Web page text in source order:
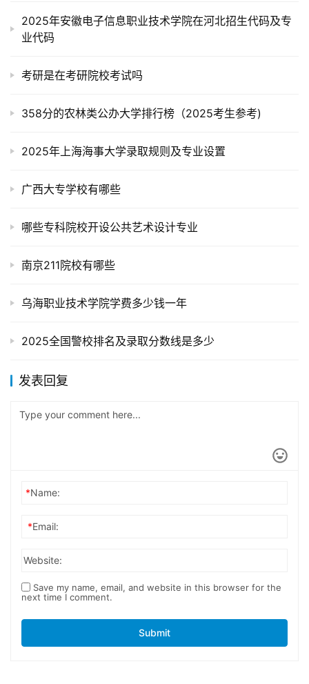
2025年安徽电子信息职业技术学院在河北招生代码及专
业代码
考研是在考研院校考试吗
358分的农林类公办大学排行榜（2025考生参考)
2025年上海海事大学录取规则及专业设置
广西大专学校有哪些
哪些专科院校开设公共艺术设计专业
南京211院校有哪些
乌海职业技术学院学费多少钱一年
2025全国警校排名及录取分数线是多少
发表回复
*Name:
*Email:
Website:
Save my name, email, and website in this browser for the
next time I comment.
Submit